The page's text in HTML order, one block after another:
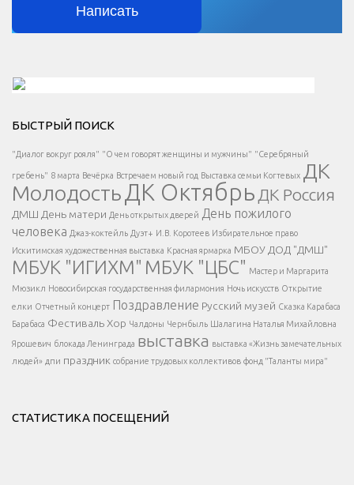
Написать
Есть вопрос?
Напишите нам
</span >
Написать
</button >
</div >
</div > </div >
БЫСТРЫЙ ПОИСК
"Диалог вокруг рояля" "О чем говорят женщины и мужчины" "Серебряный
гребень" 8 марта Вечёрка Встречаем новый год Выставка семьи Когтевых ДК
МолодостьДК Октябрь ДК Россия
ДМШ День матери День открытых дверей День пожилого
человека Джаз-коктейль Дуэт+ И.В. Коротеев Избирательное право
Искитимская художественная выставка Красная ярмарка МБОУ ДОД "ДМШ"
МБУК "ИГИХМ" МБУК "ЦБС" Мастер и Маргарита
Мюзикл Новосибирская государственная филармония Ночь искусств Открытие
елки Отчетный концерт Поздравление Русский музей Сказка Карабаса
Барабаса Фестиваль Хор Чалдоны Чернбыль Шалагина Наталья Михайловна
Ярошевич блокада Ленинграда выставка выставка «Жизнь замечательных
людей» дпи праздник собрание трудовых коллективов фонд "Таланты мира"
СТАТИСТИКА ПОСЕЩЕНИЙ